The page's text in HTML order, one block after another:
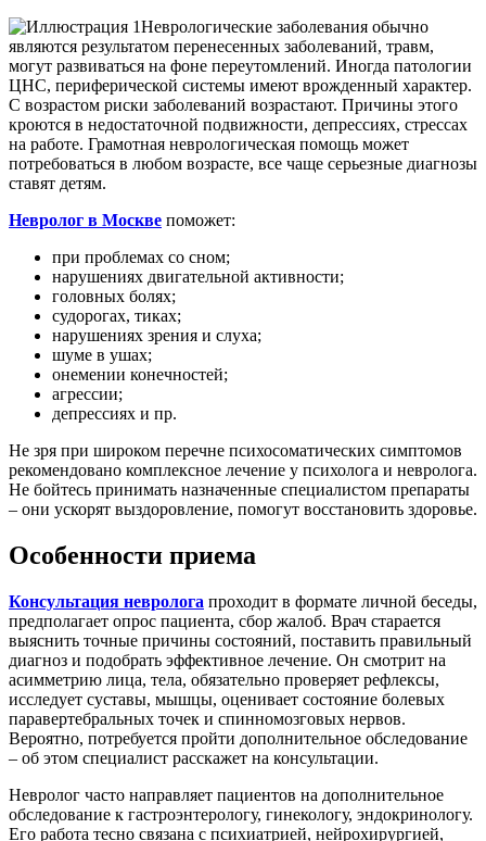
Неврологические заболевания обычно
являются результатом перенесенных заболеваний, травм,
могут развиваться на фоне переутомлений. Иногда патологии
ЦНС, периферической системы имеют врожденный характер.
С возрастом риски заболеваний возрастают. Причины этого
кроются в недостаточной подвижности, депрессиях, стрессах
на работе. Грамотная неврологическая помощь может
потребоваться в любом возрасте, все чаще серьезные диагнозы
ставят детям.
Невролог в Москве поможет:
при проблемах со сном;
нарушениях двигательной активности;
головных болях;
судорогах, тиках;
нарушениях зрения и слуха;
шуме в ушах;
онемении конечностей;
агрессии;
депрессиях и пр.
Не зря при широком перечне психосоматических симптомов
рекомендовано комплексное лечение у психолога и невролога.
Не бойтесь принимать назначенные специалистом препараты
– они ускорят выздоровление, помогут восстановить здоровье.
Особенности приема
Консультация невролога проходит в формате личной беседы,
предполагает опрос пациента, сбор жалоб. Врач старается
выяснить точные причины состояний, поставить правильный
диагноз и подобрать эффективное лечение. Он смотрит на
асимметрию лица, тела, обязательно проверяет рефлексы,
исследует суставы, мышцы, оценивает состояние болевых
паравертебральных точек и спинномозговых нервов.
Вероятно, потребуется пройти дополнительное обследование
– об этом специалист расскажет на консультации.
Невролог часто направляет пациентов на дополнительное
обследование к гастроэнтерологу, гинекологу, эндокринологу.
Его работа тесно связана с психиатрией, нейрохирургией,